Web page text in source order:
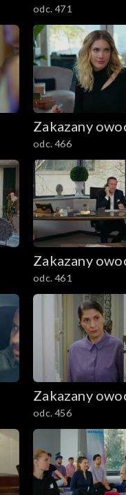
odc. 471
Zakazany
odc. 466
Zakazany
odc. 461
Zakazany
odc. 456